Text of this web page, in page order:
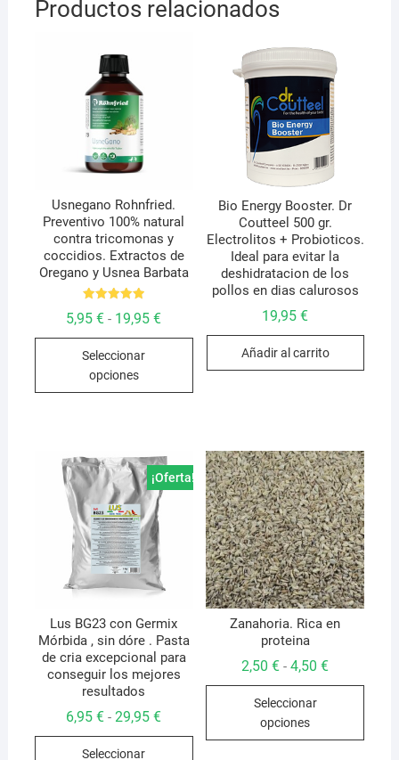
Productos relacionados
Usnegano Rohnfried.
Preventivo 100% natural
contra tricomonas y
coccidios. Extractos de
Oregano y Usnea Barbata
Valorado
con
de 5
5,95€ - 19,95€Rango
precios:
19,95 €
Seleccionar
opciones
Este
Las
opciones
se
pueden
elegir
en
página
Bio Energy Booster. Dr
Coutteel 500 gr.
Electrolitos + Probioticos.
Ideal para evitar la
deshidratacion de los
pollos en dias calurosos
19,95€
Añadir al carrito
¡Oferta!
Lus BG23 con Germix
Mórbida , sin dóre . Pasta
de cria excepcional para
conseguir los mejores
resultados
6,95€ - 29,95€Rango
precios:
Seleccionar
Este
Zanahoria. Rica en
proteina
2,50€ - 4,50€Rango
precios:
4,50 €
Seleccionar
opciones
Este